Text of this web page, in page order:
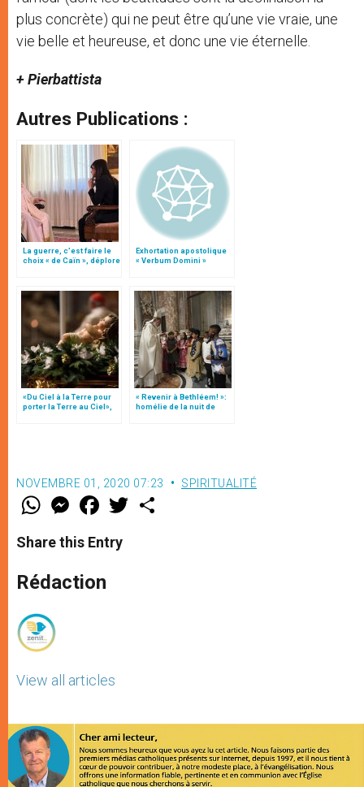
plus concrète) qui ne peut être qu’une vie vraie, une
vie belle et heureuse, et donc une vie éternelle.
+ Pierbattista
Autres Publications :
La guerre, c’est faire le
choix « de Caïn », déplore
Exhortation apostolique
« Verbum Domini »
«Du Ciel à la Terre pour
porter la Terre au Ciel»,
« Revenir à Bethléem! »:
homélie de la nuit de
Noël (texte complet)
NOVEMBRE 01, 2020 07:23 SPIRITUALITÉ
W
t
s
p
p
M
e
s
e
g
e
F
a
e
b
o
k
w
Share this Entry
Rédaction
View all articles